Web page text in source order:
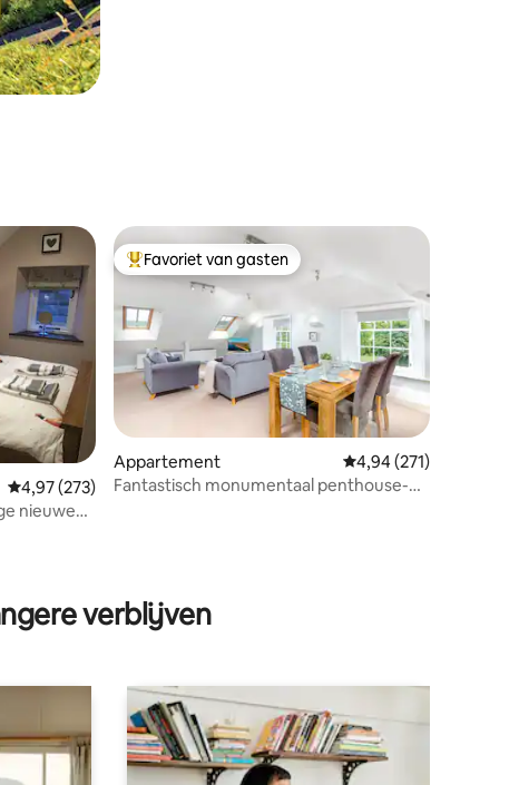
recensies
Gemiddelde beoordeling van 4,97 op 5, 273 recensies
4,97 (273)
nieuwe
Topfavoriet van gasten
Favoriet van gasten
Appartement Gemiddelde
4,94 (271)
Fantastisch monumentaal penthouse-
verblijven